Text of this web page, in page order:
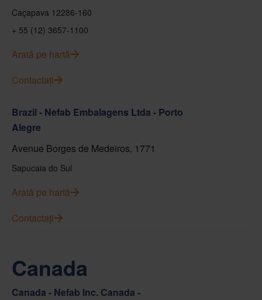
Caçapava 12286-160
+ 55 (12) 3657-1100
Arată pe hartă
Contactați
Brazil - Nefab Embalagens Ltda - Porto
Alegre
Avenue Borges de Medeiros, 1771
Sapucaia do Sul
Arată pe hartă
Contactați
Canada
Canada - Nefab Inc. Canada -